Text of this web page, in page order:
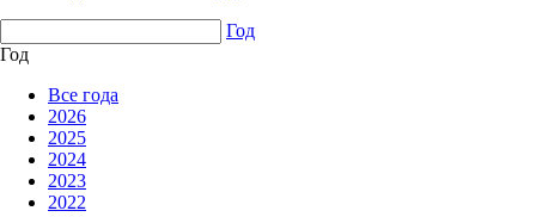
Год
Год
Все года
2026
2025
2024
2023
2022